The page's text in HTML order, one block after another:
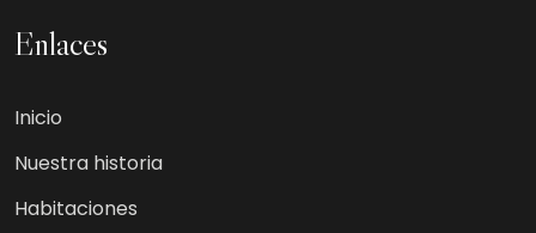
Enlaces
Inicio
Nuestra historia
Habitaciones